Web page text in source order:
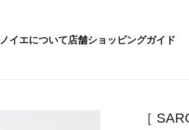
ノイエについて店舗ショッピングガイド
［